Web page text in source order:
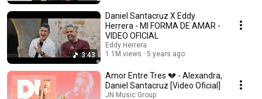
3:43
Daniel Santacruz X Eddy
Herrera - MI FORMA DE AMAR -
VIDEO OFICIAL
Eddy Herrera
1.1M views
5 years ago
Amor Entre Tres 💔 - Alexandra,
Daniel Santacruz [Video Oficial]
JN Music Group